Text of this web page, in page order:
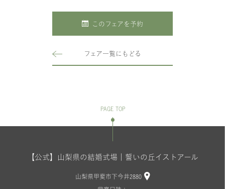
このフェアを予約
フェア一覧にもどる
PAGE TOP
【公式】山梨県の結婚式場｜誓いの丘イストアール
山梨県甲斐市下今井2880